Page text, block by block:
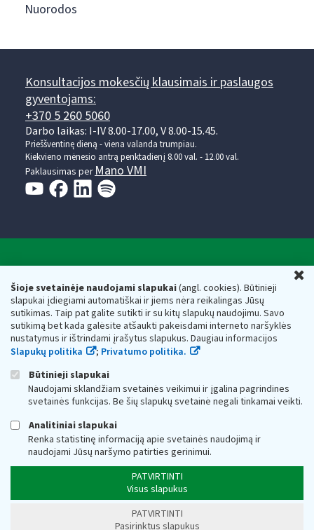
Šioje svetainėje naudojami slapukai(angl. cookies). Būtinieji
slapukai įdiegiami automatiškai ir jiems nėra reikalingas Jūsų
sutikimas. Taip pat galite sutikti ir su kitų slapukų naudojimu. Savo
sutikimą bet kada galėsite atšaukti pakeisdami interneto naršyklės
nustatymus ir ištrindami įrašytus slapukus. Daugiau informacijos
Slapukų politika
; Privatumo politika.
Būtinieji slapukai
Naudojami sklandžiam svetainės veikimui ir įgalina pagrindines
svetainės funkcijas. Be šių slapukų svetainė negali tinkamai veikti.
Analitiniai slapukai
Renka statistinę informaciją apie svetainės naudojimą ir
naudojami Jūsų naršymo patirties gerinimui.
PATVIRTINTI
Visus slapukus
PATVIRTINTI
Pasirinktus slapukus
Nuorodos
Konsultacijos mokesčių klausimais ir paslaugos
gyventojams:
+370 5 260 5060
Darbo laikas: I-IV 8.00-17.00, V 8.00-15.45.
Prieššventinę dieną - viena valanda trumpiau.
Kiekvieno mėnesio antrą penktadienį 8.00 val. - 12.00 val.
Paklausimas perMano VMI
Valstybinė mokesčių inspekcija prie Lietuvos
Respublikos finansų ministerijos
Biudžetinė įstaiga. Juridinio asmens kodas — 188659752,
adresas: Vasario 16-osios g. 14, 01107 Vilnius, Lietuva, el.paštas:
vmi@vmi.lt , E. pristatymo dėžutės adresas 188659752
Duomenys apie Valstybinę mokesčių inspekciją prie Lietuvos
Respublikos finansų ministerijos kaupiami ir saugomi Juridinių